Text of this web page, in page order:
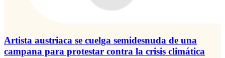
Artista austriaca se cuelga semidesnuda de una
campana para protestar contra la crisis climática